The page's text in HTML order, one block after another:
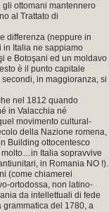
ottomani mantennero
al Trattato di
differenza (neppure in
in Italia ne sappiamo
e Botoşani ed un moldavo
è il punto capitale
in maggioranza, si
nel 1812 quando
in Valacchia né
movimento cultural-
della Nazione romena,
Building ottocentesco
Italia sopravvive
in Romania NO !).
(come chiamerei
ortodossa, non latino-
da intellettuali di fede
grammatica del 1780, a